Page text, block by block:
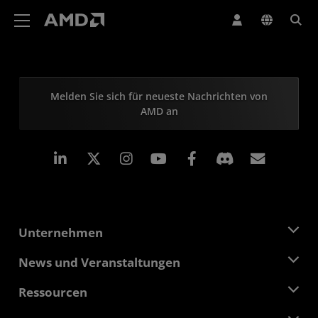
Melden Sie sich für neueste Nachrichten von
AMD an
LinkedIn Instagram Facebook
Unternehmen
Über AMD
Verantwortung
News und Veranstaltungen
Pressebereich
Ressourcen